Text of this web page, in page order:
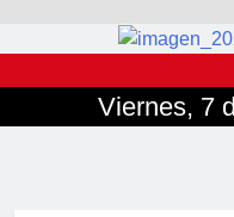
Viernes, 7